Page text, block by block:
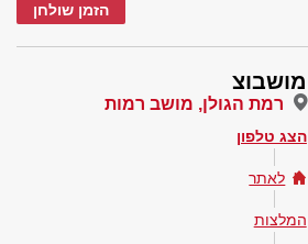
הזמן שולחן
מושבוצ
רמת הגולן, מושב רמות
הצג טלפון
לאתר
המלצות